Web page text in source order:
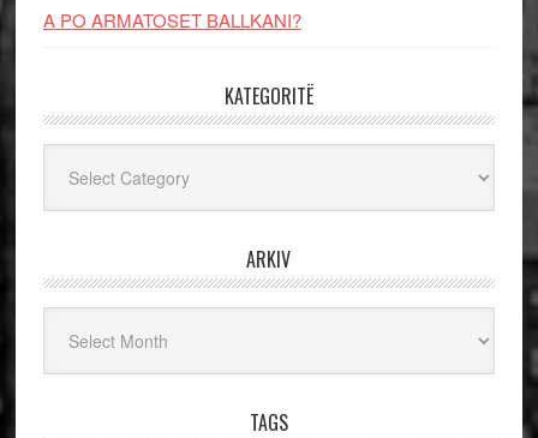
A PO ARMATOSET BALLKANI?
KATEGORITË
ARKIV
TAGS